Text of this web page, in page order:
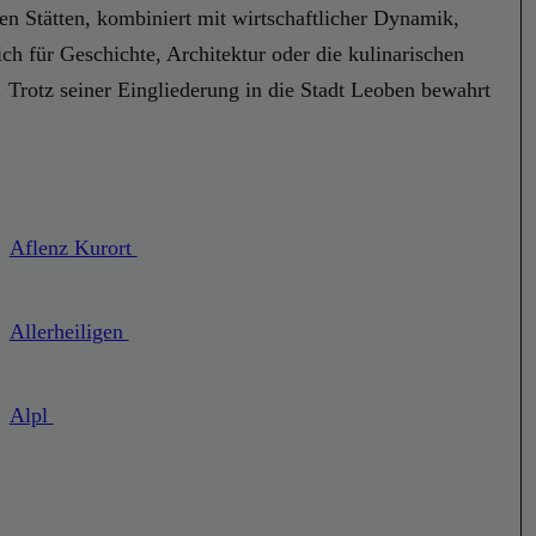
Stätten, kombiniert mit wirtschaftlicher Dynamik,
für Geschichte, Architektur oder die kulinarischen
seiner Eingliederung in die Stadt Leoben bewahrt
Aflenz Kurort
Allerheiligen
Alpl